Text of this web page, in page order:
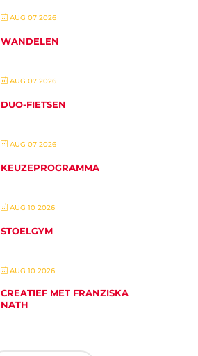
AUG 07 2026
WANDELEN
AUG 07 2026
DUO-FIETSEN
AUG 07 2026
KEUZEPROGRAMMA
AUG 10 2026
STOELGYM
AUG 10 2026
CREATIEF MET FRANZISKA
NATH